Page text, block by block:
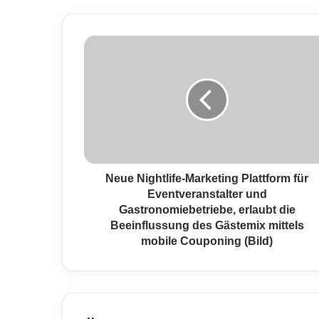
N
t
a
k
Neue Nightlife-Marketing Plattform für
Eventveranstalter und
Gastronomiebetriebe, erlaubt die
Beeinflussung des Gästemix mittels
mobile Couponing (Bild)